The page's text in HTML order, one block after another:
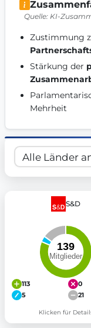
Get
Become a
Volunteer:
Quelle: KI-
Zustimmung
Stärkung der
Mehrheit
S&D
113
0
5
21
Klicken für